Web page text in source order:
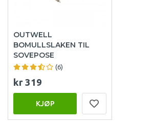
OUTWELL
BOMULLSLAKEN TIL
SOVEPOSE
(6)
kr 319
KJØP